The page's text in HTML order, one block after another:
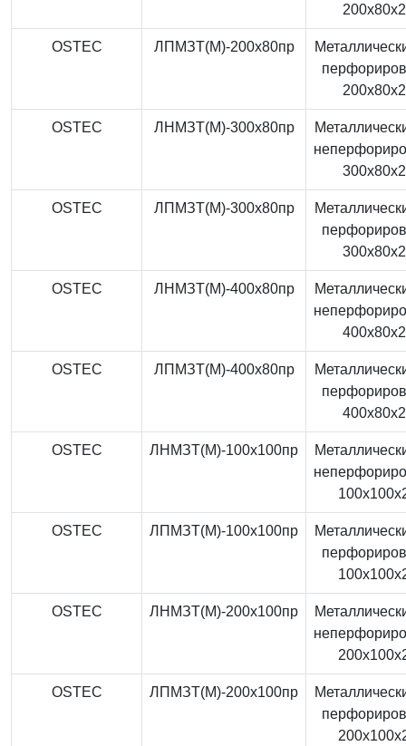
OSTEC ЛПМЗТ(М)-200x80пр
OSTEC ЛНМЗТ(М)-300x80пр
OSTEC ЛПМЗТ(М)-300x80пр
OSTEC ЛНМЗТ(М)-400x80пр
OSTEC ЛПМЗТ(М)-400x80пр
OSTEC ЛНМЗТ(М)-100x100пр
OSTEC ЛПМЗТ(М)-100x100пр
OSTEC ЛНМЗТ(М)-200x100пр
OSTEC ЛПМЗТ(М)-200x100пр